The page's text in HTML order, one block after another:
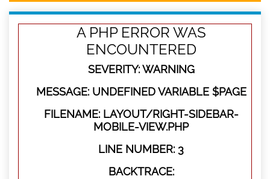
A PHP ERROR WAS
ENCOUNTERED
SEVERITY: WARNING
MESSAGE: UNDEFINED VARIABLE $PAGE
FILENAME: LAYOUT/RIGHT-SIDEBAR-
MOBILE-VIEW.PHP
LINE NUMBER: 3
BACKTRACE: